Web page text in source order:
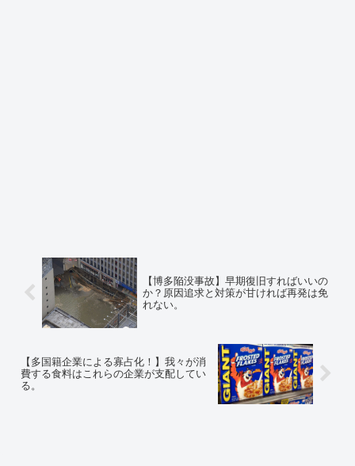
【博多陥没事故】早期復旧すればいいの
か？原因追求と対策が甘ければ再発は免
れない。
【多国籍企業による寡占化！】我々が消
費する食料はこれらの企業が支配してい
る。